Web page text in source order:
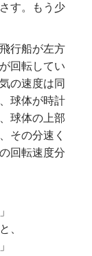
す。もう少
行船が左方
回転してい
の速度は同
球体が時計
球体の上部
その分速く
回転速度分
、